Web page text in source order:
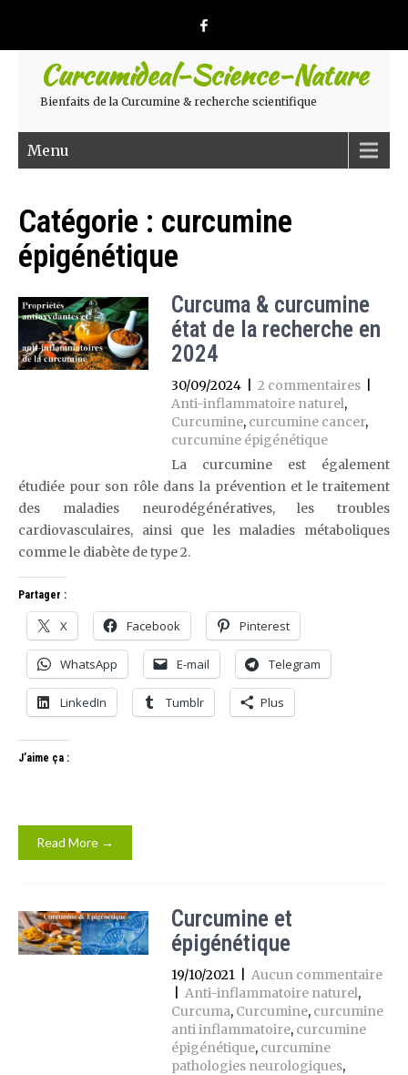
Curcumideal-Science-Nature
Bienfaits de la Curcumine & recherche scientifique
Menu
Catégorie : curcumine
épigénétique
Curcuma & curcumine
état de la recherche en
2024
30/09/2024 2 commentaires
Anti-inflammatoire naturel,
Curcumine, curcumine cancer,
curcumine épigénétique
La curcumine est également
étudiée pour son rôle dans la prévention et le traitement
des maladies neurodégénératives, les troubles
cardiovasculaires, ainsi que les maladies métaboliques
comme le diabète de type 2.
Partager :
X Facebook Pinterest
WhatsApp E-mail Telegram
LinkedIn Tumblr Plus
J’aime ça :
Read More →
Curcumine et
épigénétique
19/10/2021
Aucun commentaire
Anti-inflammatoire naturel,
Curcuma, Curcumine, curcumine
anti inflammatoire, curcumine
épigénétique, curcumine
pathologies neurologiques,